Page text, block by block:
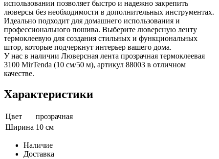
использовании позволяет быстро и надежно закрепить
люверсы без необходимости в дополнительных инструментах.
Идеально подходит для домашнего использования и
профессионального пошива. Выберите люверсную ленту
термоклеевую для создания стильных и функциональных
штор, которые подчеркнут интерьер вашего дома.
У нас в наличии Люверсная лента прозрачная термоклеевая
3100 MirTenda (10 см/50 м), артикул 88003 в отличном
качестве.
Характеристики
Цвет
прозрачная
Ширина 10 см
Наличие
Доставка